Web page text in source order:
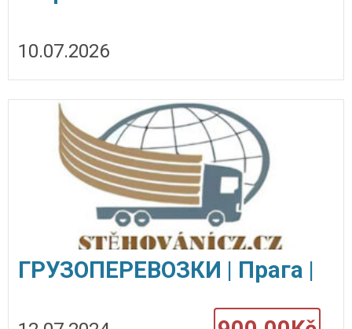
10.07.2026
ГРУЗОПЕРЕВОЗКИ | Прага |